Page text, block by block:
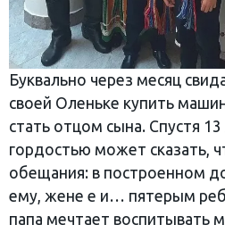
Буквально через месяц
своей Оленьке купить
стать отцом сына. Спустя 13
гордостью может сказать,
обещания: в построенном
ему, жене е и… пятерым
папа мечтает воспитывать